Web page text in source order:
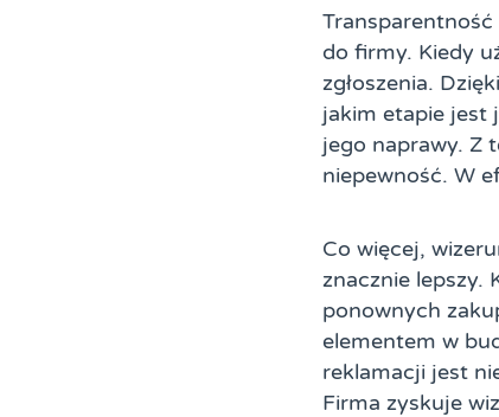
do firmy. Kiedy
zgłoszenia.
jakim etapie jest
jego naprawy. Z
niepewność. W
Co więcej,
znacznie lepszy.
ponownych
elementem w
reklamacji jest
Firma zyskuje